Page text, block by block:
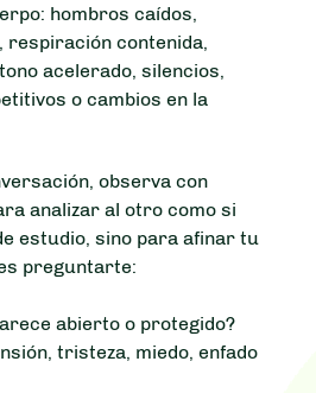
hombros caídos,
respiración contenida,
acelerado, silencios,
o cambios en la
observa con
analizar al otro como si
estudio, sino para afinar tu
preguntarte:
abierto o protegido?
tristeza, miedo, enfado